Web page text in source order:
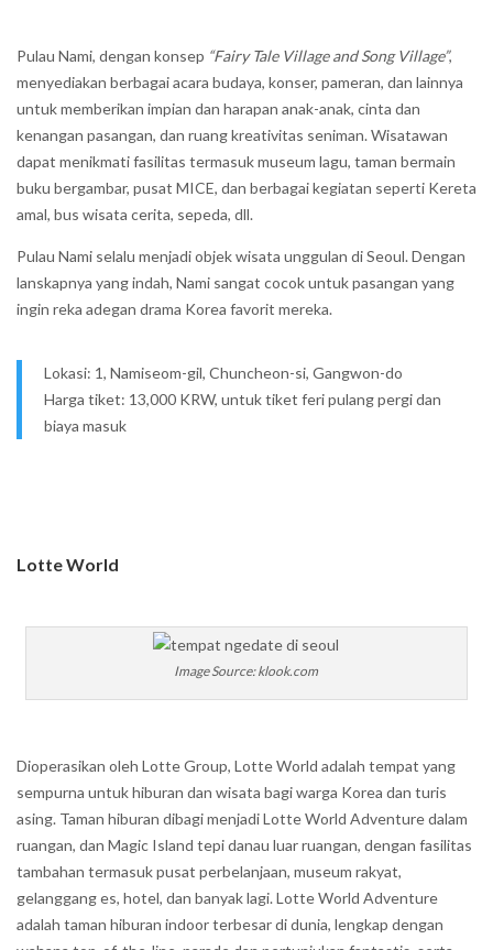
Pulau Nami, dengan konsep “Fairy Tale Village and Song Village”,
menyediakan berbagai acara budaya, konser, pameran, dan lainnya
untuk memberikan impian dan harapan anak-anak, cinta dan
kenangan pasangan, dan ruang kreativitas seniman. Wisatawan
dapat menikmati fasilitas termasuk museum lagu, taman bermain
buku bergambar, pusat MICE, dan berbagai kegiatan seperti Kereta
amal, bus wisata cerita, sepeda, dll.
Pulau Nami selalu menjadi objek wisata unggulan di Seoul. Dengan
lanskapnya yang indah, Nami sangat cocok untuk pasangan yang
ingin reka adegan drama Korea favorit mereka.
Lokasi: 1, Namiseom-gil, Chuncheon-si, Gangwon-do
Harga tiket: 13,000 KRW, untuk tiket feri pulang pergi dan
biaya masuk
Lotte World
Image Source: klook.com
Dioperasikan oleh Lotte Group, Lotte World adalah tempat yang
sempurna untuk hiburan dan wisata bagi warga Korea dan turis
asing. Taman hiburan dibagi menjadi Lotte World Adventure dalam
ruangan, dan Magic Island tepi danau luar ruangan, dengan fasilitas
tambahan termasuk pusat perbelanjaan, museum rakyat,
gelanggang es, hotel, dan banyak lagi. Lotte World Adventure
adalah taman hiburan indoor terbesar di dunia, lengkap dengan